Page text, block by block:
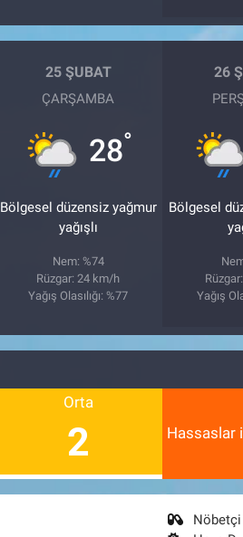
25 ŞUBAT
ÇARŞAMBA
28°
Bölgesel düzensiz yağmur
yağışlı
Nem: %74
Rüzgar: 24 km/h
Yağış Olasılığı: %77
26
Bölgesel
Yağış
Orta
2 Hassaslar